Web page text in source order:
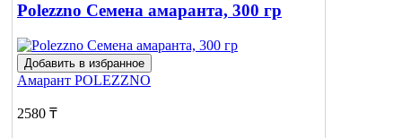
Polezzno Семена амаранта, 300 гр
Добавить в избранное
Амарант POLEZZNO
2580 ₸